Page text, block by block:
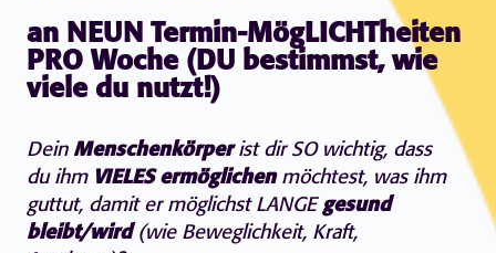
an NEUN Termin-MögLICHTheiten
PRO Woche (DU bestimmst, wie
viele du nutzt!)
Dein Menschenkörperist dir SO wichtig, dass
du ihm VIELES ermöglichenmöchtest, was ihm
guttut, damit er möglichst LANGEgesund
bleibt/wird (wie Beweglichkeit, Kraft,